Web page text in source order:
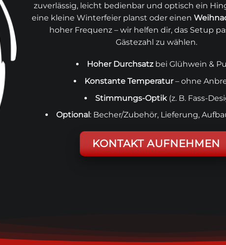
zuverlässig, leicht bedienbar und optisch ein
eine kleine Winterfeier planst oder einen
hoher Frequenz – wir helfen dir, das Setup
Gästezahl zu wählen.
Hoher Durchsatzbei Glühwein &
Konstante Temperatur– ohne
Stimmungs-Optik(z. B. Fass-
Optional : Becher/Zubehör, Lieferung,
KONTAKT AUFNEHMEN